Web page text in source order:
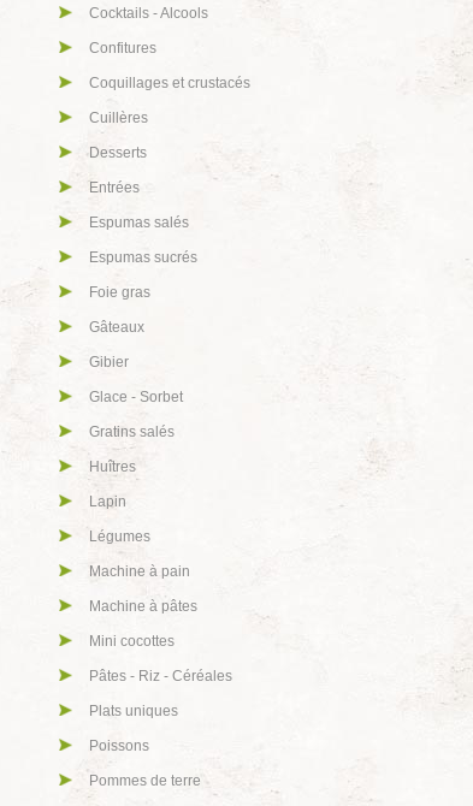
Cocktails - Alcools
Confitures
Coquillages et crustacés
Cuillères
Desserts
Entrées
Espumas salés
Espumas sucrés
Foie gras
Gâteaux
Gibier
Glace - Sorbet
Gratins salés
Huîtres
Lapin
Légumes
Machine à pain
Machine à pâtes
Mini cocottes
Pâtes - Riz - Céréales
Plats uniques
Poissons
Pommes de terre